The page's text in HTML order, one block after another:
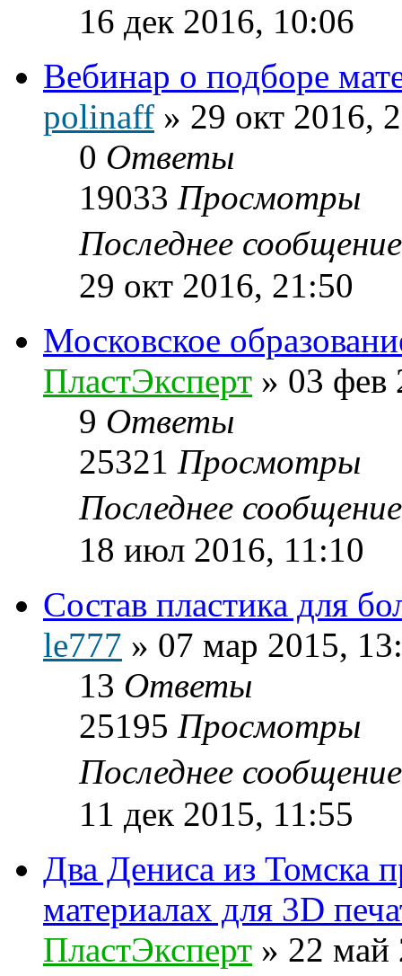
16 дек 2016, 10:06
Вебинар о подборе
polinaff » 29 окт 2016,
0 Ответы
19033 Просмотры
Последнее
29 окт 2016, 21:50
Московское
ПластЭксперт » 03 фев
9 Ответы
25321 Просмотры
Последнее
18 июл 2016, 11:10
Состав пластика для
le777 » 07 мар 2015,
13 Ответы
25195 Просмотры
Последнее
11 дек 2015, 11:55
Два Дениса из Томска
материалах для 3D
ПластЭксперт » 22 май